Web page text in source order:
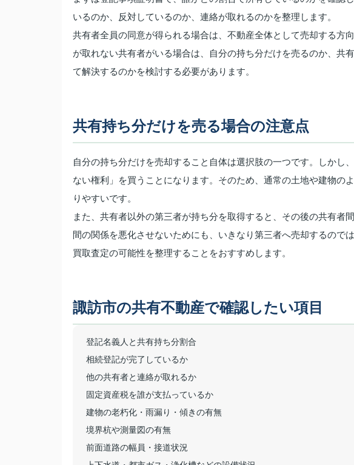
いるのか、反対しているのか、連絡が取れるのかを整理します。
共有者全員の同意が得られる場合は、不動産全体として売却する方
が取れない共有者がいる場合は、自分の持ち分だけを売るのか、共
て解決するのかを検討する必要があります。
共有持ち分だけを売る場合の注意点
自分の持ち分だけを売却すること自体は選択肢の一つです。しかし
ない権利」を買うことになります。そのため、通常の土地や建物の
りやすいです。
また、共有者以外の第三者が持ち分を取得すると、その後の共有者
間の関係を悪化させないためにも、いきなり第三者へ売却するので
買取査定の可能性を整理することをおすすめします。
諏訪市の共有不動産で確認したい項目
登記名義人と共有持ち分割合
相続登記が完了しているか
他の共有者と連絡が取れるか
固定資産税を誰が支払っているか
建物の老朽化・雨漏り・傾きの有無
境界杭や測量図の有無
前面道路の幅員・接道状況